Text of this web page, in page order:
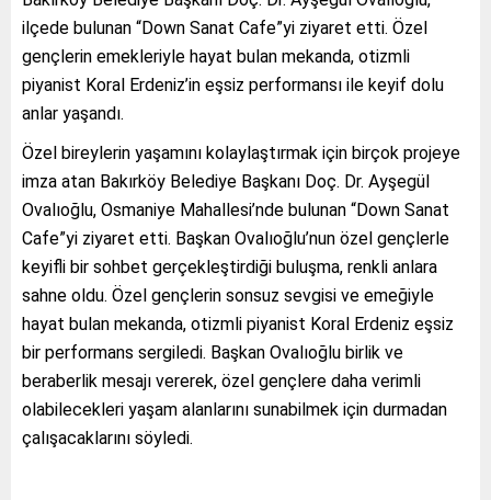
ilçede bulunan “Down Sanat Cafe”yi ziyaret etti. Özel
gençlerin emekleriyle hayat bulan mekanda, otizmli
piyanist Koral Erdeniz’in eşsiz performansı ile keyif dolu
anlar yaşandı.
Özel bireylerin yaşamını kolaylaştırmak için birçok projeye
imza atan Bakırköy Belediye Başkanı Doç. Dr. Ayşegül
Ovalıoğlu, Osmaniye Mahallesi’nde bulunan “Down Sanat
Cafe”yi ziyaret etti. Başkan Ovalıoğlu’nun özel gençlerle
keyifli bir sohbet gerçekleştirdiği buluşma, renkli anlara
sahne oldu. Özel gençlerin sonsuz sevgisi ve emeğiyle
hayat bulan mekanda, otizmli piyanist Koral Erdeniz eşsiz
bir performans sergiledi. Başkan Ovalıoğlu birlik ve
beraberlik mesajı vererek, özel gençlere daha verimli
olabilecekleri yaşam alanlarını sunabilmek için durmadan
çalışacaklarını söyledi.